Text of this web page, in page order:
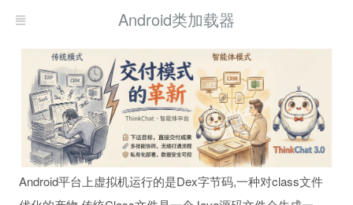
Android类加载器
Android平台上虚拟机运行的是Dex字节码,一种对class文件